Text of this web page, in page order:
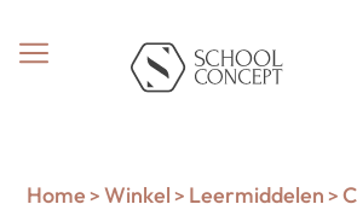
Home > Winkel > Leermiddelen >